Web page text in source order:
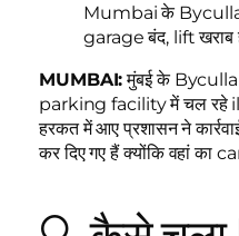
Mumbai के Byculla
garage बंद, lift खराब
MUMBAI:मुंबई के
parking facility में चल रहे
हरकत में आए प्रशासन ने
कर दिए गए हैं क्योंकि वहां का